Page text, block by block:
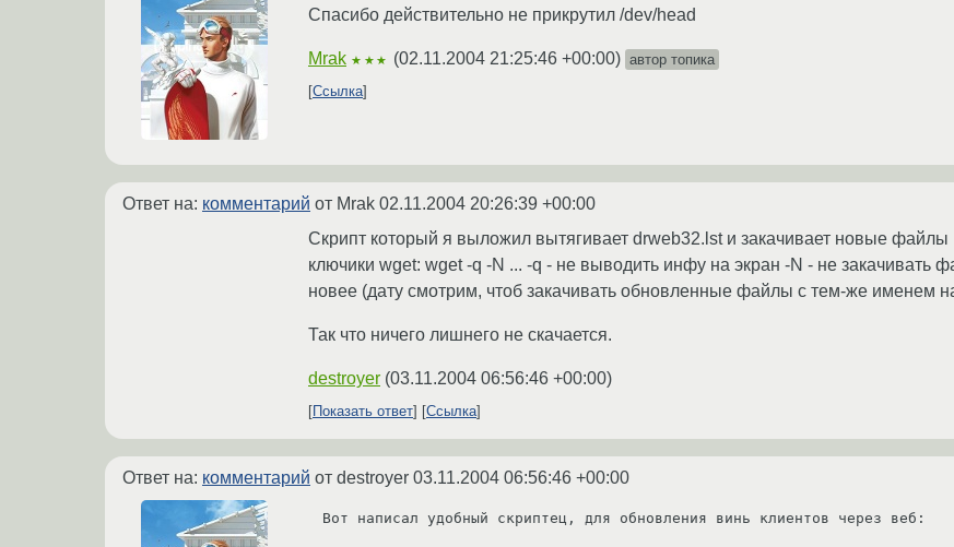
Спасибо действительно не прикрутил /dev/head
Mrak ★★★ (02.11.2004 21:25:46 +00:00) автор топика
Ссылка
Ответ на: комментарий от Mrak 02.11.2004 20:26:39 +00:00
Скрипт который я выложил вытягивает drweb32.lst и закачивает новые файлы
ключики wget: wget -q -N ... -q - не выводить инфу на экран -N - не закачивать
новее (дату смотрим, чтоб закачивать обновленные файлы с тем-же именем
Так что ничего лишнего не скачается.
destroyer (03.11.2004 06:56:46 +00:00)
Показать ответ Ссылка
Ответ на: комментарий от destroyer 03.11.2004 06:56:46 +00:00
Вот написал удобный скриптец, для обновления винь клиентов через веб: